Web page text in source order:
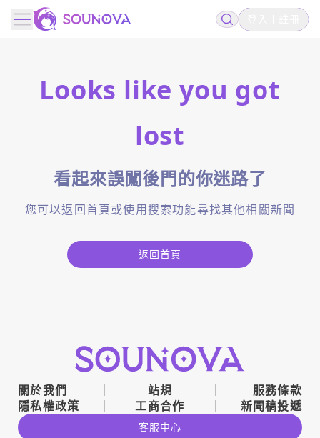
Looks like you got
lost
看起來誤闖後門的你迷路了
您可以返回首頁或使用搜索功能尋找其他相關新聞
返回首頁
關於我們 站規
服務條款
隱私權政策
工商合作 新聞稿投遞
客服中心